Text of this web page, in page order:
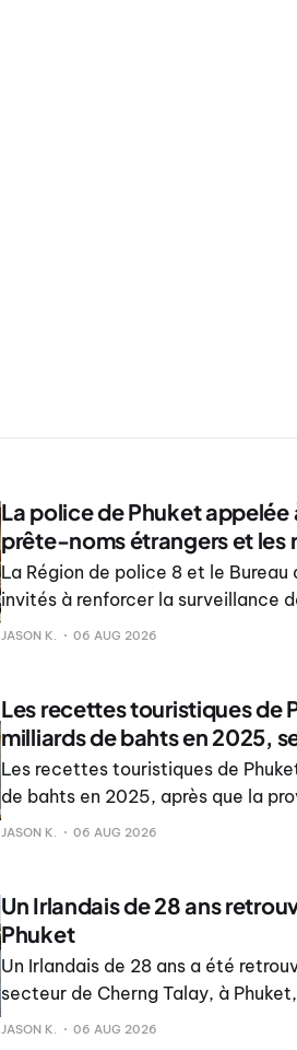
La police de Phuket
prête-noms étrangers et les
La Région de police 8 et le
invités à renforcer la surveillance
noms étrangers et des activités
JASON K. 06 AUG 2026
Les recettes touristiques de
milliards de bahts en 2025,
Les recettes touristiques de
de bahts en 2025, après que la
de touristes et de visiteurs, a
JASON K. 06 AUG 2026
Un Irlandais de 28 ans
Phuket
Un Irlandais de 28 ans a été
secteur de Cherng Talay, à
enquête sur les causes du décès.
JASON K. 06 AUG 2026